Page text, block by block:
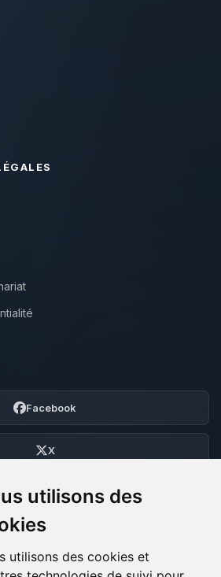
utilisons des
utilisons des cookies et
Facebook
X
Discord
Forum